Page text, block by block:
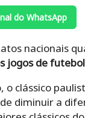
do WhatsApp
nacionais
jogos de
clássico
diminuir a